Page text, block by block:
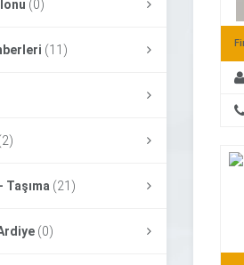
(0)
(11)
Taşıma (21)
(0)